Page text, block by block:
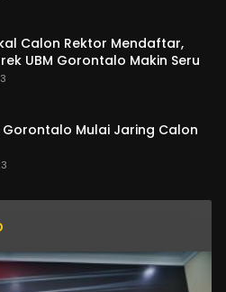
Calon Rektor Mendaftar,
UBM Gorontalo Makin Seru
Gorontalo Mulai Jaring Calon